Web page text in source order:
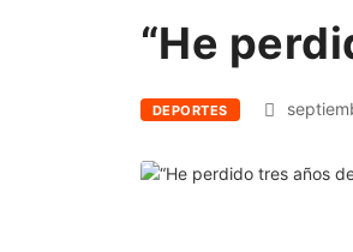
“He
DEPORTES